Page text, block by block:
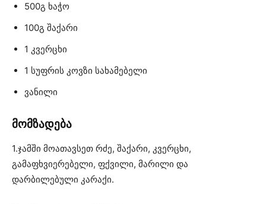
500გ ხაჭო
100გ შაქარი
1 კვერცხი
1 სუფრის კოვზი სახამებელი
ვანილი
მომზადება
1.ჯამში მოათავსეთ რძე, შაქარი, კვერცხი,
გამაფხვიერებელი, ფქვილი, მარილი და
დარბილებული კარაქი.